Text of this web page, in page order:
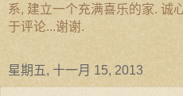
系, 建立一个充满喜乐的家. 诚
于评论...谢谢.
星期五, 十一月 15, 2013